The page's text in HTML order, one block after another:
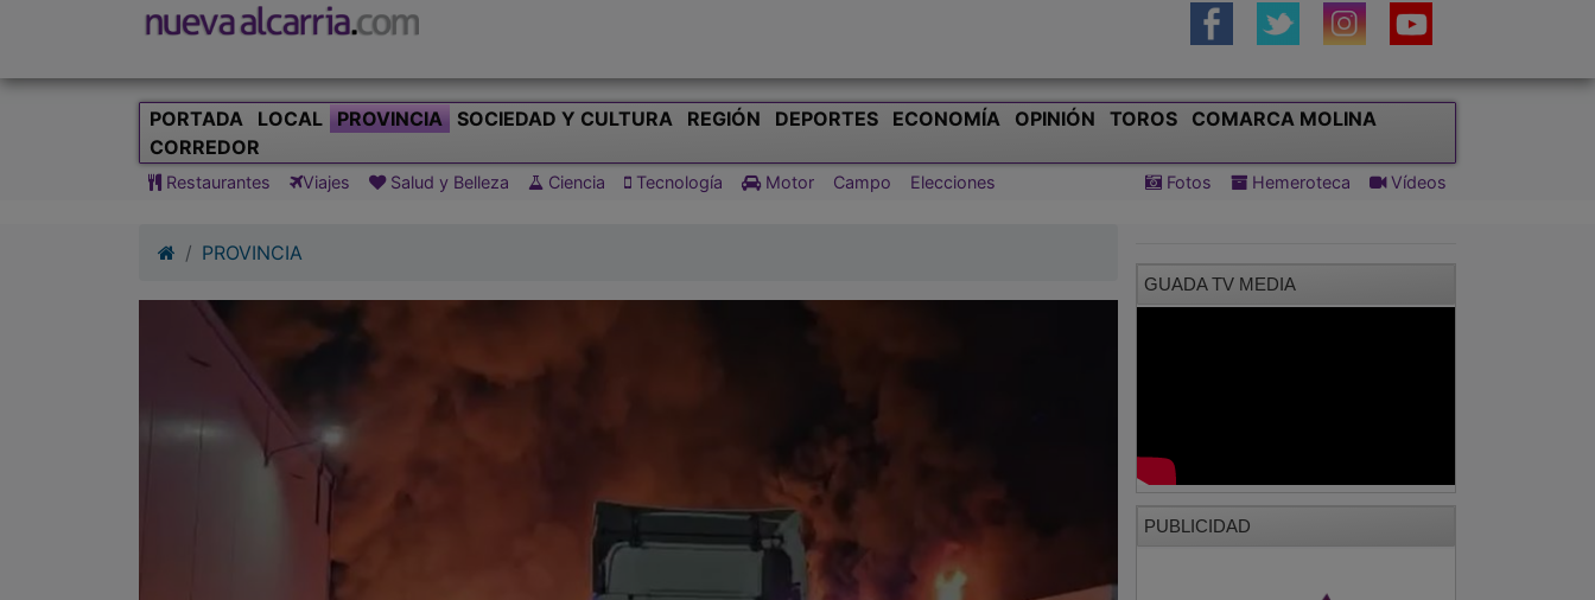
PORTADA LOCAL PROVINCIA SOCIEDAD Y CULTURA REGIÓN DEPORTES ECONOMÍA OPINIÓN TOROS
COMARCA MOLINA
CORREDOR
Restaurantes Viajes Salud y Belleza Ciencia Tecnología Motor Campo Elecciones Fotos Hemeroteca Vídeos
PROVINCIA
GUADA TV MEDIA
PUBLICIDAD